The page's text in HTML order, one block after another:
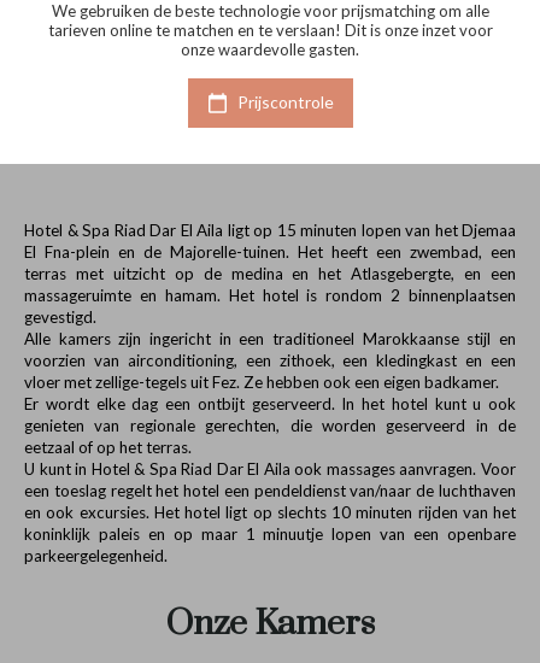
We gebruiken de beste technologie voor prijsmatching om alle
tarieven online te matchen en te verslaan! Dit is onze inzet voor
onze waardevolle gasten.
Prijscontrole
Hotel & Spa Riad Dar El Aila
Hotel & Spa Riad Dar El Aila ligt op 15 minuten lopen van het Djemaa
El Fna-plein en de Majorelle-tuinen. Het heeft een zwembad, een
terras met uitzicht op de medina en het Atlasgebergte, en een
massageruimte en hamam. Het hotel is rondom 2 binnenplaatsen
gevestigd.
Alle kamers zijn ingericht in een traditioneel Marokkaanse stijl en
voorzien van airconditioning, een zithoek, een kledingkast en een
vloer met zellige-tegels uit Fez. Ze hebben ook een eigen badkamer.
Er wordt elke dag een ontbijt geserveerd. In het hotel kunt u ook
genieten van regionale gerechten, die worden geserveerd in de
eetzaal of op het terras.
U kunt in Hotel & Spa Riad Dar El Aila ook massages aanvragen. Voor
een toeslag regelt het hotel een pendeldienst van/naar de luchthaven
en ook excursies. Het hotel ligt op slechts 10 minuten rijden van het
koninklijk paleis en op maar 1 minuutje lopen van een openbare
parkeergelegenheid.
Onze Kamers